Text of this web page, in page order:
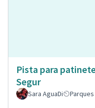
Pista para
Segur
Sara AguaDi